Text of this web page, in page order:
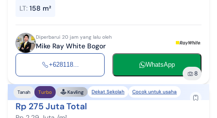
kavling tanah siap bangu...
LT: 158 m²
Diperbarui 20 jam yang lalu oleh
Mike Ray White Bogor
+628118... WhatsApp
8
Tanah Turbo Kavling Dekat Sekolah Cocok untuk usaha
Rp 275 Juta Total